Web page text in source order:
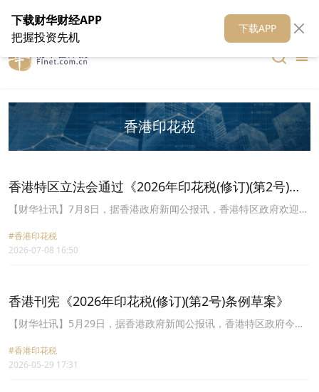
在线客服 关于我们 财华媒体矩阵 财华智库
香港印花税
香港特区立法会通过《2026年印花税(修订)(第2号)条
例草案》
【财华社讯】7月8日，据香港政府新闻公报讯，香港特区政府欢迎立
台证券人民币柜台交易的印花税以人民币计算和缴付的安排。特区政
府发言人表示：“相关措施将便利投资者在人民币柜台交易时，同步
日刊宪。新安排将另行于财经事务及库务局局长藉宪报公告的日期起
实施，以配合香港交易及结算所有限公司、业界及有关部门的系统调
整。
#香港印花税
2026-07-08 16:50
香港刊宪《2026年印花税(修订)(第2号)条例草案》
【财华社讯】5月29日，据香港政府新闻公报讯，香港特区政府今日
证券人民币柜台交易的印花税以人民币计算和缴付。特区政府发言人
表示：“《行政长官2025年施政报告》宣布政府将落实以人民币支付
#香港印花税
2026-05-29 17:31
下载财华财经APP
把握投资先机
下载APP